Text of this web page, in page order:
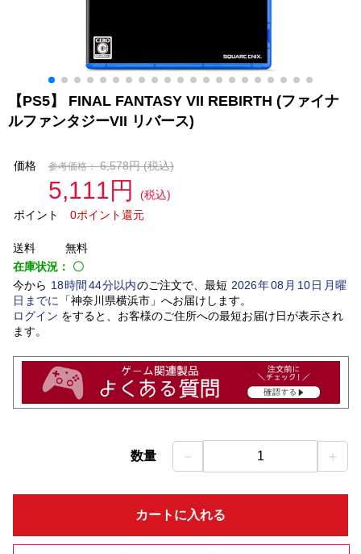
【PS5】 FINAL FANTASY VII REBIRTH (ファイナ
ルファンタジーVII リバース)
価格 参考価格： 6,578円(税込)
5,111円
(税込)
ポイント
0ポイント還元
送料
無料
在庫状況： 〇
今から 18時間 44分以内のご注文で、最短 2026年08 月 10日月曜
日 までに 「神奈川県横浜市」 へお届けします。
ログイン をすると、お客様のご住所への最短お届け日が表示され
ます。
数量 － 1 ＋
カートに入れる